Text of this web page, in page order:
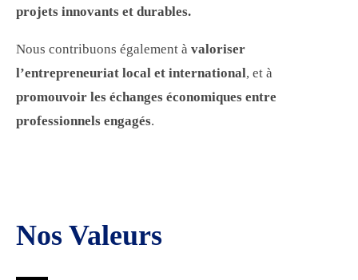
projets innovants et durables.
Nous contribuons également à valoriser
l’entrepreneuriat local et international, et à
promouvoir les échanges économiques entre
professionnels engagés.
Nos Valeurs